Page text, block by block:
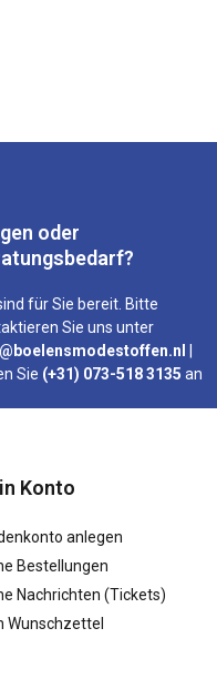
oder
für Sie bereit. Bitte
Sie uns unter
Sie (+31) 073-518 3135 an
Konto
anlegen
Bestellungen
Nachrichten (Tickets)
Wunschzettel